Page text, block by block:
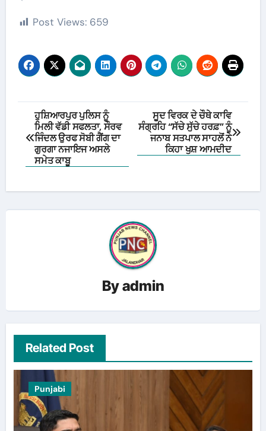
Post Views: 659
Post
navigation
ਹੁਸ਼ਿਆਰਪੁਰ ਪੁਲਿਸ ਨੂੰ
ਮਿਲੀ ਵੱਡੀ ਸਫਲਤਾ, ਸੌਰਵ
ਜਿੰਦਲ ਉਰਫ ਸੋਬੀ ਗੈਂਗ ਦਾ
ਗੁਰਗਾ ਨਜਾਇਜ ਅਸਲੇ
ਸਮੇਤ ਕਾਬੂ
ਸੂਦ ਵਿਰਕ ਦੇ ਚੌਥੇ ਕਾਵਿ
ਸੰਗ੍ਰਹਿ “ਸੱਚੇ ਸੁੱਚੇ ਹਰਫ਼” ਨੂੰ
ਜਨਾਬ ਸਤਪਾਲ ਸਾਹਲੋਂ ਨੇ
ਕਿਹਾ ਖੁਸ਼ ਆਮਦੀਦ
Byadmin
Related Post
Punjabi